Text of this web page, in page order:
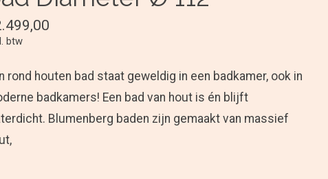
btw
rond houten bad staat geweldig in een badkamer, ook in
badkamers! Een bad van hout is én blijft
Blumenberg baden zijn gemaakt van massief